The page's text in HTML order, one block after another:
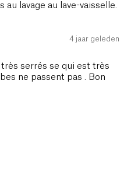
au lavage au lave-vaisselle.
4 jaar geleden
serrés se qui est très
ne passent pas . Bon